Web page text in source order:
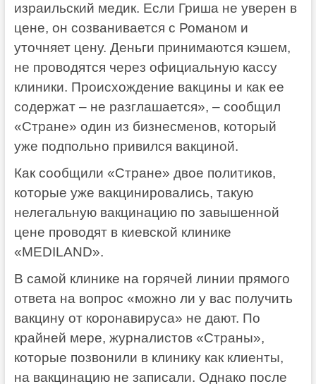
израильский медик. Если Гриша не уверен в
цене, он созванивается с Романом и
уточняет цену. Деньги принимаются кэшем,
не проводятся через официальную кассу
клиники. Происхождение вакцины и как ее
содержат – не разглашается», – сообщил
«Стране» один из бизнесменов, который
уже подпольно привился вакциной.
Как сообщили «Стране» двое политиков,
которые уже вакцинировались, такую
нелегальную вакцинацию по завышенной
цене проводят в киевской клинике
«MEDILAND».
В самой клинике на горячей линии прямого
ответа на вопрос «можно ли у вас получить
вакцину от коронавируса» не дают. По
крайней мере, журналистов «Страны»,
которые позвонили в клинику как клиенты,
на вакцинацию не записали. Однако после